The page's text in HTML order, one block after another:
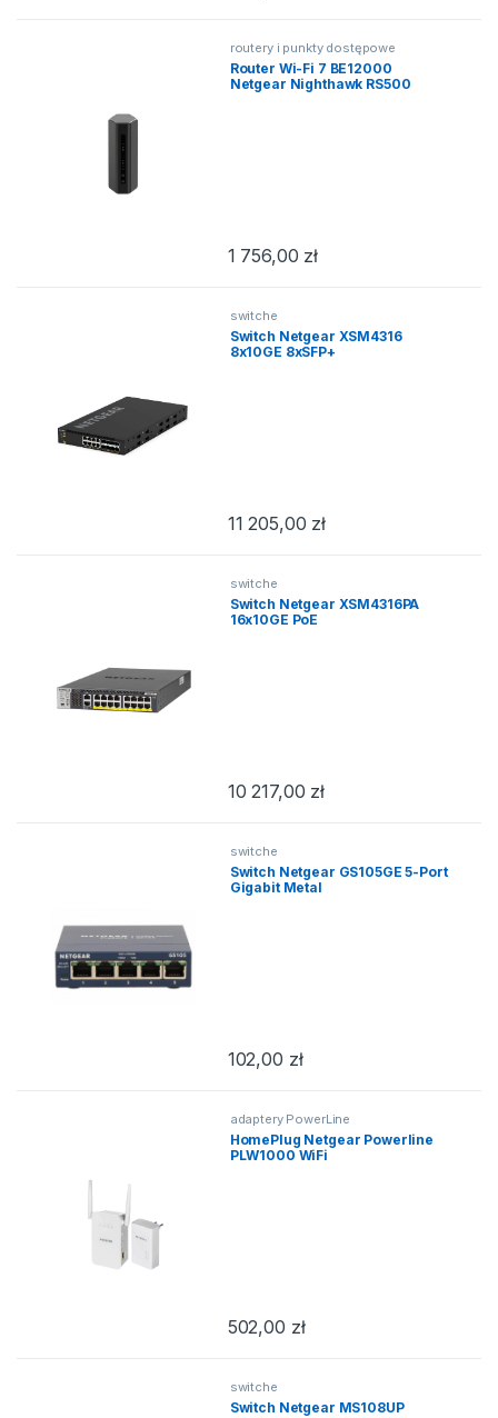
routery i punkty dostępowe
Router Wi-Fi 7 BE12000
Netgear Nighthawk RS500
1 756,00 zł
switche
Switch Netgear XSM4316
8x10GE 8xSFP+
11 205,00 zł
switche
Switch Netgear XSM4316PA
16x10GE PoE
10 217,00 zł
switche
Switch Netgear GS105GE 5-Port
Gigabit Metal
102,00 zł
adaptery PowerLine
HomePlug Netgear Powerline
PLW1000 WiFi
502,00 zł
switche
Switch Netgear MS108UP